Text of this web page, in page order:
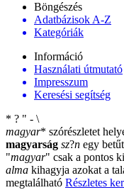
Böngészés
Adatbázisok A-Z
Kategóriák
Információ
Használati útmutató
Impresszum
Keresési segítség
* ? " - \
magyar* szórészletet
magyarság sz?n egy
"magyar" csak a pontos
alma kihagyja azokat a
megtalálható Részletes